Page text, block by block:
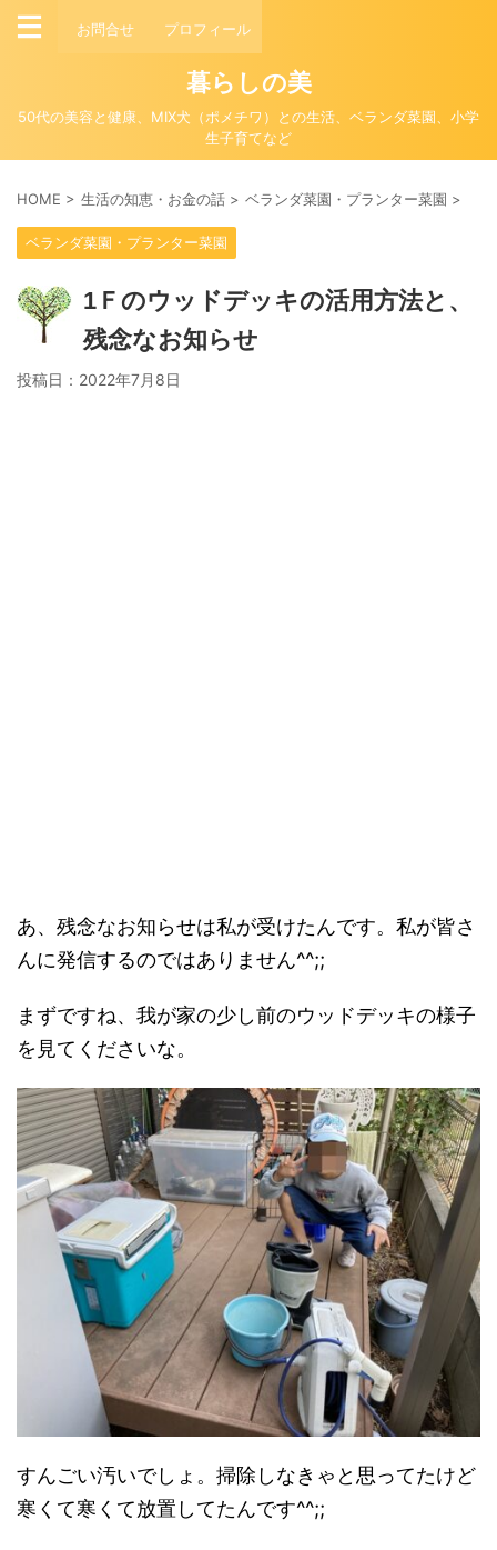
お問合せ プロフィール
暮らしの美
50代の美容と健康、MIX犬（ポメチワ）との生活、ベランダ菜園、小学
生子育てなど
HOME > 生活の知恵・お金の話 > ベランダ菜園・プランター菜園 >
ベランダ菜園・プランター菜園
1Ｆのウッドデッキの活用方法と、
残念なお知らせ
投稿日： 2022年7月8日
あ、残念なお知らせは私が受けたんです。私が皆さ
んに発信するのではありません^^;;
まずですね、我が家の少し前のウッドデッキの様子
を見てくださいな。
すんごい汚いでしょ。掃除しなきゃと思ってたけど
寒くて寒くて放置してたんです^^;;